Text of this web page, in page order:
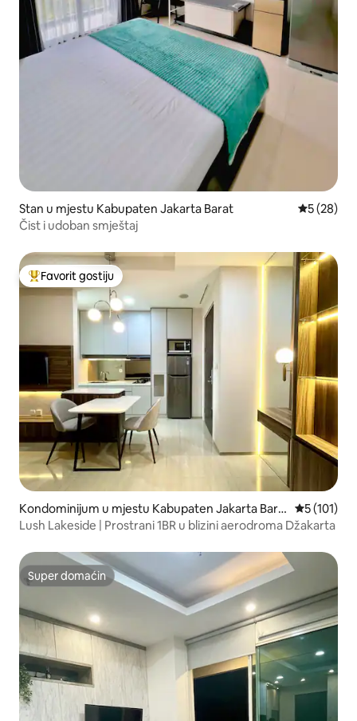
Stan u mjestu Kabupaten Jakarta Barat prosječna
5 (28)
Čist i udoban smještaj
Glavni favorit gostiju
Favorit gostiju
Kondominijum u mjestu Kabupaten Jakarta Bara
t
prosječna
5 (101)
Lush Lakeside | Prostrani 1BR u blizini aerodroma Džakarta
Super domaćin
Super domaćin